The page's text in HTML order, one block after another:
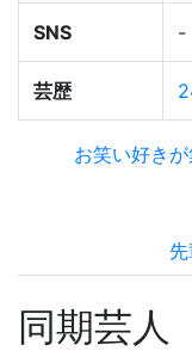
SNS -
芸歴
お笑い好き
同期芸人